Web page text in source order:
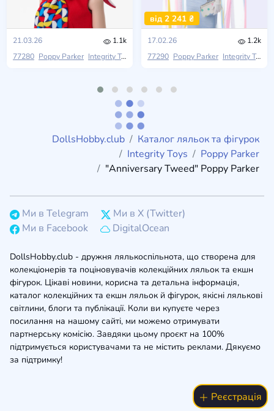
21.03.26
1.1k
77280 Poppy Parker Integrity Toys 2026 W Club
від 2 241 ₴
17.02.26
1.2k
77290 Poppy Parker Integrity Toys
DollsHobby.club
Каталог ляльок та фігурок
Integrity Toys
Poppy Parker
"Anniversary Tweed" Poppy Parker
Ми в Telegram
Ми в X (Twitter)
Ми в Facebook
DigitalOcean
DollsHobby.club - дружня лялькоспільнота, що створена для
колекціонерів та поціновувачів колекційних ляльок та екшн
фігурок. Цікаві новини, корисна та детальна інформація,
каталог колекційних та екшн ляльок й фігурок, якісні лялькові
світлини, блоги та публікації. Коли ви купуєте через
посилання на нашому сайті, ми можемо отримувати
партнерську комісію. Завдяки цьому проєкт на 100%
підтримується користувачами та не містить реклами. Дякуємо
за підтримку!
Реєстрація